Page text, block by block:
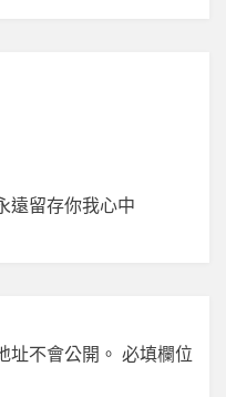
遠留存你我心中
址不會公開。 必填欄位